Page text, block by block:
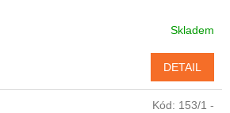
Skladem
DETAIL
Kód: 153/1 -